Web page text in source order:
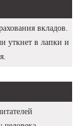
вкладов.
уткнет в лапки и